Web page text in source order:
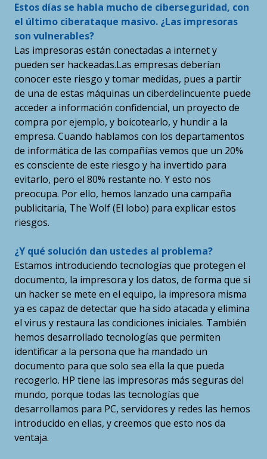
Estos días se habla mucho de ciberseguridad, con
el último ciberataque masivo. ¿Las impresoras
son vulnerables?
Las impresoras están conectadas a internet y
pueden ser hackeadas.Las empresas deberían
conocer este riesgo y tomar medidas, pues a partir
de una de estas máquinas un ciberdelincuente puede
acceder a información confidencial, un proyecto de
compra por ejemplo, y boicotearlo, y hundir a la
empresa. Cuando hablamos con los departamentos
de informática de las compañías vemos que un 20%
es consciente de este riesgo y ha invertido para
evitarlo, pero el 80% restante no. Y esto nos
preocupa. Por ello, hemos lanzado una campaña
publicitaria, The Wolf (El lobo) para explicar estos
riesgos.
¿Y qué solución dan ustedes al problema?
Estamos introduciendo tecnologías que protegen el
documento, la impresora y los datos, de forma que si
un hacker se mete en el equipo, la impresora misma
ya es capaz de detectar que ha sido atacada y elimina
el virus y restaura las condiciones iniciales. También
hemos desarrollado tecnologías que permiten
identificar a la persona que ha mandado un
documento para que solo sea ella la que pueda
recogerlo. HP tiene las impresoras más seguras del
mundo, porque todas las tecnologías que
desarrollamos para PC, servidores y redes las hemos
introducido en ellas, y creemos que esto nos da
ventaja.